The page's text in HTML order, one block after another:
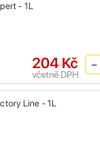
- 1L
204 Kč
včetně DPH
Line - 1L